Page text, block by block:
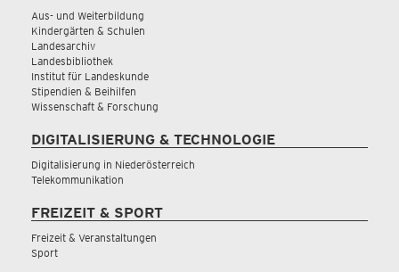
Aus- und Weiterbildung
Kindergärten & Schulen
Landesarchiv
Landesbibliothek
Institut für Landeskunde
Stipendien & Beihilfen
Wissenschaft & Forschung
DIGITALISIERUNG & TECHNOLOGIE
Digitalisierung in Niederösterreich
Telekommunikation
FREIZEIT & SPORT
Freizeit & Veranstaltungen
Sport